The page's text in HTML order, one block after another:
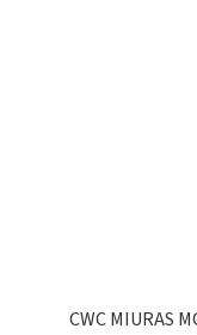
CWC MIURAS